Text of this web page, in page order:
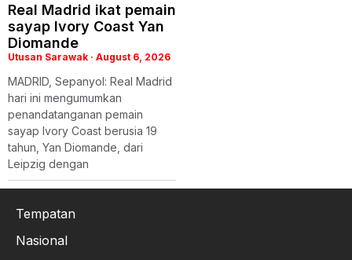
Real Madrid ikat pemain
sayap Ivory Coast Yan
Diomande
Utusan Sarawak August 6, 2026
MADRID, Sepanyol: Real Madrid
hari ini mengumumkan
penandatanganan pemain
sayap Ivory Coast berusia 19
tahun, Yan Diomande, dari
Leipzig dengan
Tempatan
Nasional